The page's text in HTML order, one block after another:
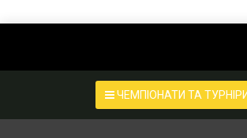
ЧЕМПІОНАТИ ТА ТУРНІРИ